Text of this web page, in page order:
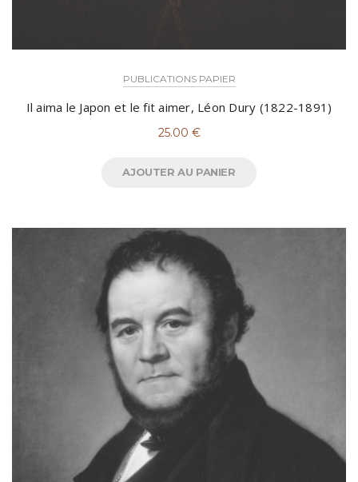
PUBLICATIONS PAPIER
Il aima le Japon et le fit aimer, Léon Dury (1822-1891)
25.00 €
AJOUTER AU PANIER